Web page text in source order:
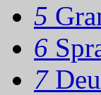
5
6
7